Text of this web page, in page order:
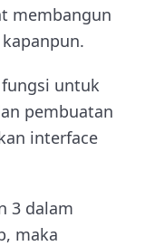
membangun
untuk
pembuatan
interface
3 dalam
maka